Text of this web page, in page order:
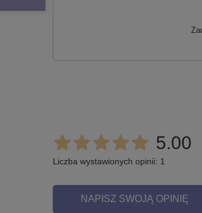
5.00
Liczba wystawionych opinii: 1
NAPISZ SWOJĄ OPINIĘ